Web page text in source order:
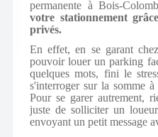
permanente à Bois-
votre stationnement
privés.
En effet, en se garant
pouvoir louer un parking
quelques mots, fini le
s'interroger sur la somme
Pour se garer autrement,
juste de solliciter un
envoyant un petit message